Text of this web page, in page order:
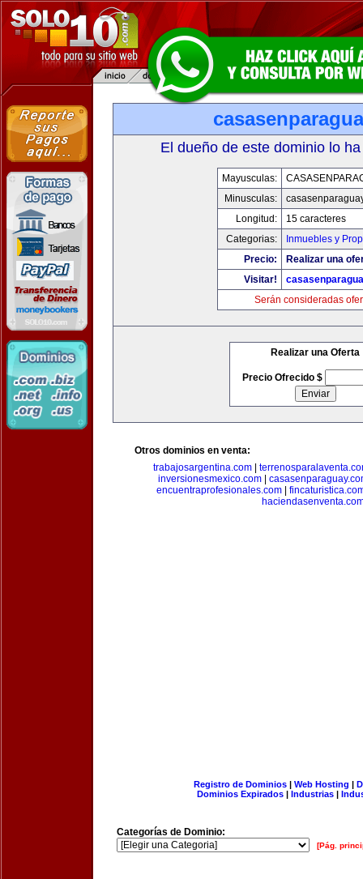
El dueño de este dominio lo
Mayusculas:
Minusculas:
Longitud:
15 caracteres
Categorias:
Inmuebles y
Precio:
Realizar una
Visitar!
Serán consideradas
Realizar una Oferta
Precio Ofrecido $
Otros dominios en venta:
trabajosargentina.com
inversionesmexico.com
encuentraprofesionales.com
Registro de Dominios| Web Hosting |
Dominios Expirados | Industrias |
Categorías de Dominio:
[Pág.